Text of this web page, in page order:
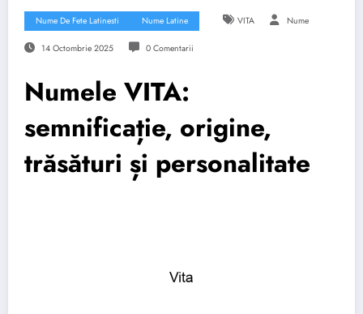
Nume De Fete Latinesti Nume Latine VITA Nume
14 Octombrie 2025 0 Comentarii
Numele VITA:
semnificație, origine,
trăsături și personalitate